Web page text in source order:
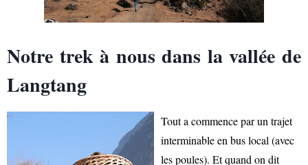
Notre trek à nous dans la vallée de
Langtang
Tout a commence par un trajet
interminable en bus local (avec
les poules). Et quand on dit